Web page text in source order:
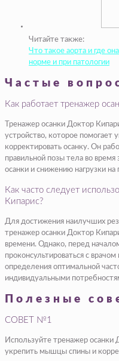
Читайте также:
Что такое аорта и где
норме и при патологии
Частые
Как работает тренажер
Тренажер осанки Доктор
устройство, которое
корректировать осанку. Он
правильной позы тела во
осанки и снижению нагрузки на
Как часто следует
Кипарис?
Для достижения наилучших
тренажер осанки Доктор
времени. Однако, перед
проконсультироваться с
определения оптимальной
индивидуальными
Полезные
СОВЕТ №1
Используйте тренажер осанки
укрепить мышцы спины и